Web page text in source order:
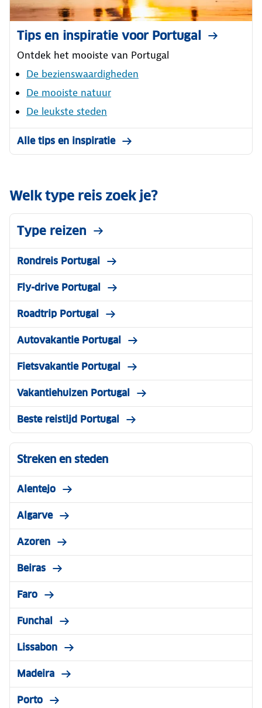
Tips en inspiratie voor Portugal
Ontdek het mooiste van Portugal
De bezienswaardigheden
De mooiste natuur
De leukste steden
Alle tips en inspiratie
Welk type reis zoek je?
Type reizen
Rondreis Portugal
Fly-drive Portugal
Roadtrip Portugal
Autovakantie Portugal
Fietsvakantie Portugal
Vakantiehuizen Portugal
Beste reistijd Portugal
Streken en steden
Alentejo
Algarve
Azoren
Beiras
Faro
Funchal
Lissabon
Madeira
Porto